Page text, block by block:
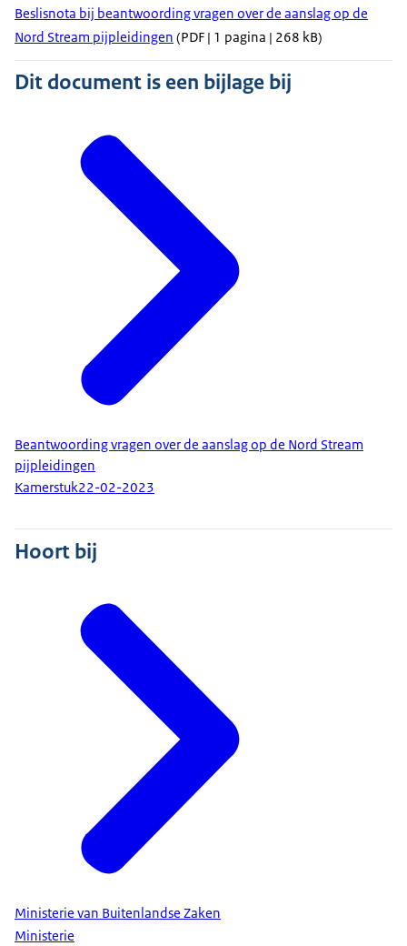
Beslisnota bij beantwoording vragen over de aanslag op de
Nord Stream pijpleidingen (PDF | 1 pagina | 268 kB)
Dit document is een bijlage bij
Beantwoording vragen over de aanslag op de Nord Stream
pijpleidingen
Kamerstuk22-02-2023
Hoort bij
Ministerie van Buitenlandse Zaken
Ministerie